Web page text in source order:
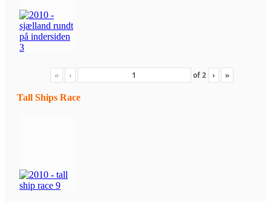
« ‹ of2 › »
Tall Ships Race